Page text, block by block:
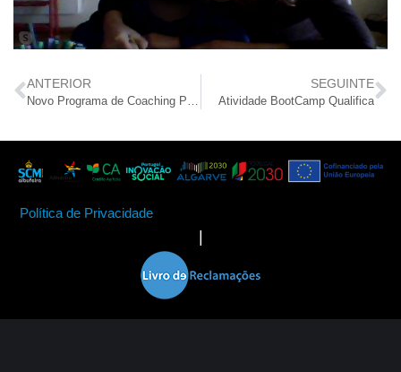
ANTERIOR
Novo Programa de Coaching Parental Filhos e Sarilhos, LDA
SEGUINTE
Atividade BootCamp Qualifica
Política de Privacidade
|